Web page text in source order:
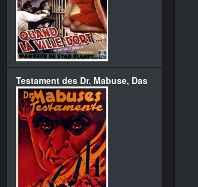
Testament des Dr. Mabuse, Das